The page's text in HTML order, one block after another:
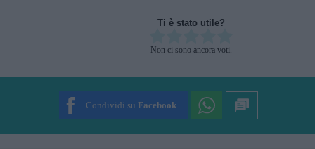
Ti è stato utile?
Non ci sono ancora voti.
Condividi su Facebook